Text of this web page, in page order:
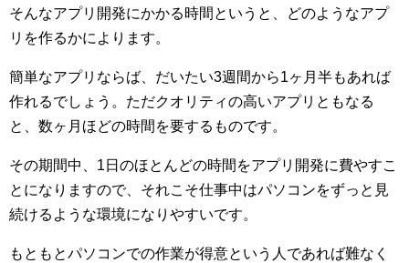
そんなアプリ開発にかかる時間というと、どのようなアプ
リを作るかによります。
簡単なアプリならば、だいたい3週間から1ヶ月半もあれば
作れるでしょう。ただクオリティの高いアプリともなる
と、数ヶ月ほどの時間を要するものです。
その期間中、1日のほとんどの時間をアプリ開発に費やすこ
とになりますので、それこそ仕事中はパソコンをずっと見
続けるような環境になりやすいです。
もともとパソコンでの作業が得意という人であれば難なく